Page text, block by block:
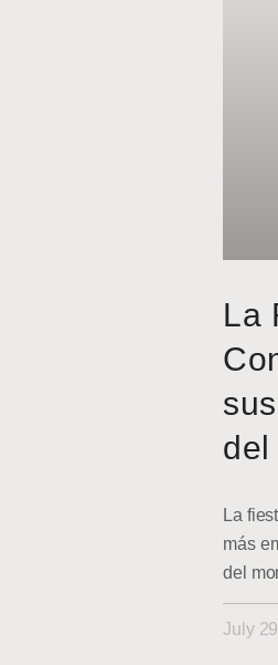
La
del
La
más
del
July